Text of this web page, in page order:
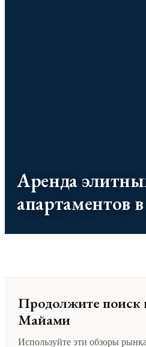
Аренда
апартаментов
Продолжите
Майами
Используйте эти обзоры